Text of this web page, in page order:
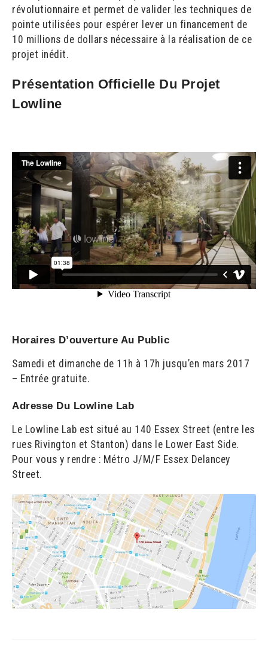
révolutionnaire et permet de valider les techniques de
pointe utilisées pour espérer lever un financement de
10 millions de dollars nécessaire à la réalisation de ce
projet inédit.
Présentation Officielle Du Projet
Lowline
Horaires D’ouverture Au Public
Samedi et dimanche de 11h à 17h jusqu’en mars 2017
– Entrée gratuite.
Adresse Du Lowline Lab
Le Lowline Lab est situé au 140 Essex Street (entre les
rues Rivington et Stanton) dans le Lower East Side.
Pour vous y rendre : Métro J/M/F Essex Delancey
Street.